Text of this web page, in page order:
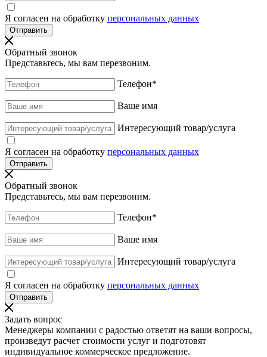
Я согласен на обработку персональных данных
Обратный звонок
Представьтесь, мы вам перезвоним.
Телефон*
Ваше имя
Интересующий товар/услуга
Я согласен на обработку персональных данных
Обратный звонок
Представьтесь, мы вам перезвоним.
Телефон*
Ваше имя
Интересующий товар/услуга
Я согласен на обработку персональных данных
Задать вопрос
Менеджеры компании с радостью ответят на ваши вопросы,
произведут расчет стоимости услуг и подготовят
индивидуальное коммерческое предложение.